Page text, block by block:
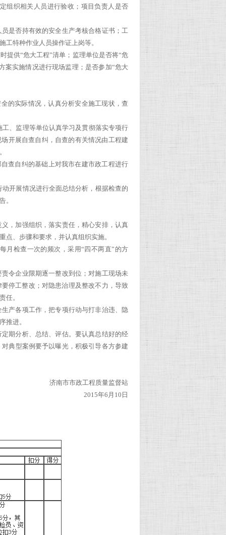
组织相关人员进行验收；项目负责人是否
是否持有效的安全生产考核合格证书；工
工特种作业人员操作证上岗等。
提供“危大工程”清单；监理单位是否将“危
案实施情况进行现场监理；是否参加“危大
的实际情况，认真分析安全施工现状，查
、监理等单位认真学习及贯彻落实专项行
开展自查自纠，自查的有关情况由工程建
查自纠的基础上对我市在建市政工程进行
开展情况进行全面总结分析，根据检查的
。
，加强组织，落实责任，精心安排，认真
、步骤和要求，并认真组织实施。
月检查一次的频次，采用“四不两直”的方
令企业限期逐一整改到位；对施工现场未
停工整改；对隐患治理及整改不力，导致
任。
产各项工作，把专项行动与打非治违、隐
推进。
期分析、总结、评估。要认真总结好的经
典型案例要予以曝光，积极引导各方参建
济南市市政工程质量监督站
年6月10日